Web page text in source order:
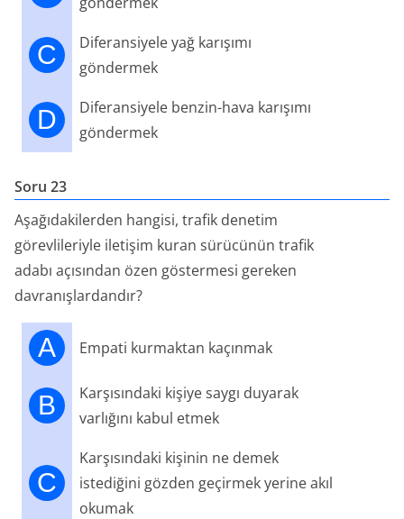
C
Diferansiyele yağ karışımı
göndermek
D
Diferansiyele benzin-hava karışımı
göndermek
Soru 23
Aşağıdakilerden hangisi, trafik denetim
görevlileriyle iletişim kuran sürücünün trafik
adabı açısından özen göstermesi gereken
davranışlardandır?
A Empati kurmaktan kaçınmak
B
Karşısındaki kişiye saygı duyarak
varlığını kabul etmek
C
Karşısındaki kişinin ne demek
istediğini gözden geçirmek yerine akıl
okumak